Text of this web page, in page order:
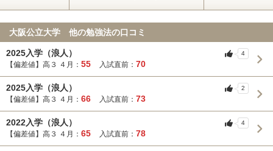
大阪公立大学 他の勉強法の口コミ
2025入学（浪人）
【偏差値】高３ ４月： 55 入試直前： 70
4
2025入学（浪人）
【偏差値】高３ ４月： 66 入試直前： 73
2
2022入学（浪人）
【偏差値】高３ ４月： 65 入試直前： 78
4